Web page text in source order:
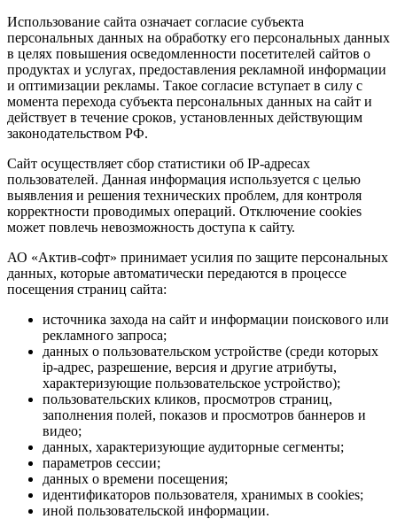
Использование сайта означает согласие субъекта
персональных данных на обработку его персональных данных
в целях повышения осведомленности посетителей сайтов о
продуктах и услугах, предоставления рекламной информации
и оптимизации рекламы. Такое согласие вступает в силу с
момента перехода субъекта персональных данных на сайт и
действует в течение сроков, установленных действующим
законодательством РФ.
Сайт осуществляет сбор статистики об IP-адресах
пользователей. Данная информация используется с целью
выявления и решения технических проблем, для контроля
корректности проводимых операций. Отключение cookies
может повлечь невозможность доступа к сайту.
АО «Актив-софт» принимает усилия по защите персональных
данных, которые автоматически передаются в процессе
посещения страниц сайта:
источника захода на сайт и информации поискового или
рекламного запроса;
данных о пользовательском устройстве (среди которых
ip-адрес, разрешение, версия и другие атрибуты,
характеризующие пользовательское устройство);
пользовательских кликов, просмотров страниц,
заполнения полей, показов и просмотров баннеров и
видео;
данных, характеризующие аудиторные сегменты;
параметров сессии;
данных о времени посещения;
идентификаторов пользователя, хранимых в cookies;
иной пользовательской информации.